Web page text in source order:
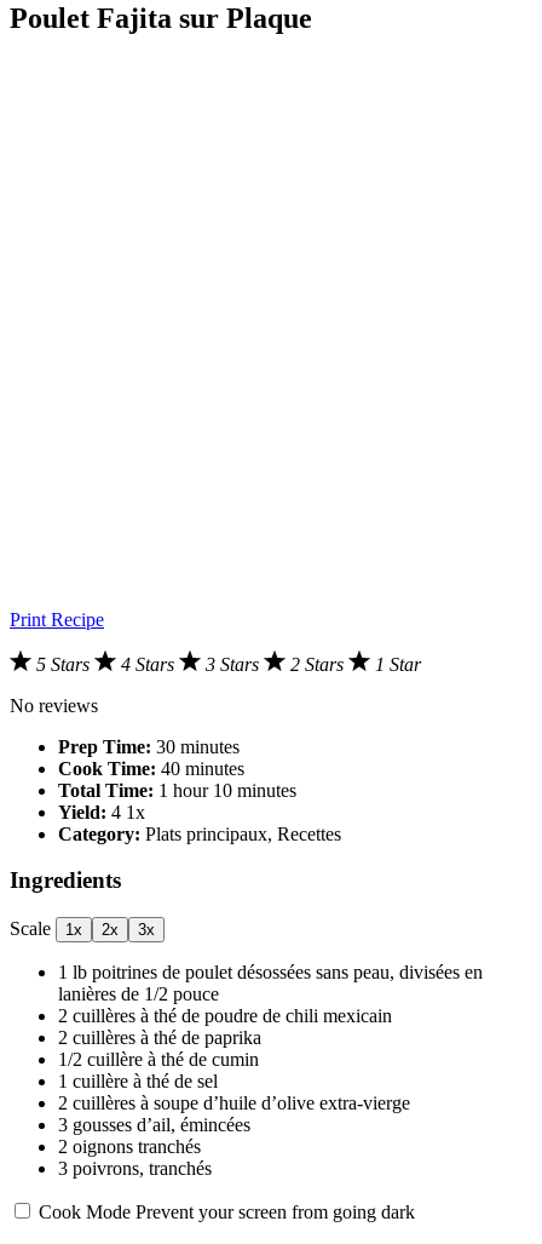
Poulet Fajita sur Plaque
Print Recipe
5 Stars 4 Stars 3 Stars 2 Stars
1 Star
No reviews
Prep Time: 30 minutes
Cook Time: 40 minutes
Total Time: 1 hour 10 minutes
Yield: 4 1x
Category: Plats principaux, Recettes
Ingredients
Scale 1x 2x 3x
1 lb poitrines de poulet désossées sans peau, divisées en
lanières de 1/2 pouce
2 cuillères à thé de poudre de chili mexicain
2 cuillères à thé de paprika
1/2 cuillère à thé de cumin
1 cuillère à thé de sel
2 cuillères à soupe d’huile d’olive extra-vierge
3 gousses d’ail, émincées
2 oignons tranchés
3 poivrons, tranchés
Cook Mode Prevent your screen from going dark